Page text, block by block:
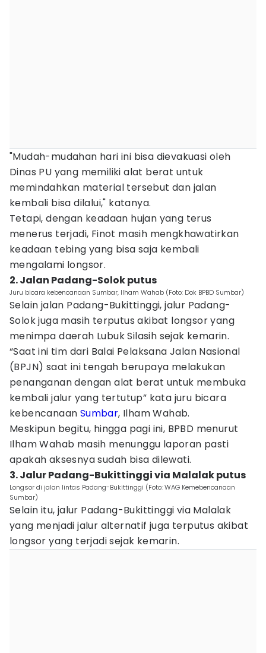
"Mudah-mudahan hari ini bisa dievakuasi oleh
Dinas PU yang memiliki alat berat untuk
memindahkan material tersebut dan jalan
kembali bisa dilalui," katanya.
Tetapi, dengan keadaan hujan yang terus
menerus terjadi, Finot masih mengkhawatirkan
keadaan tebing yang bisa saja kembali
mengalami longsor.
2. Jalan Padang-Solok putus
Juru bicara kebencanaan Sumbar, Ilham Wahab (Foto: Dok BPBD Sumbar)
Selain jalan Padang-Bukittinggi, jalur Padang-
Solok juga masih terputus akibat longsor yang
menimpa daerah Lubuk Silasih sejak kemarin.
“Saat ini tim dari Balai Pelaksana Jalan Nasional
(BPJN) saat ini tengah berupaya melakukan
penanganan dengan alat berat untuk membuka
kembali jalur yang tertutup” kata juru bicara
kebencanaan Sumbar, Ilham Wahab.
Meskipun begitu, hingga pagi ini, BPBD menurut
Ilham Wahab masih menunggu laporan pasti
apakah aksesnya sudah bisa dilewati.
3. Jalur Padang-Bukittinggi via Malalak putus
Longsor di jalan lintas Padang-Bukittinggi (Foto: WAG Kemebencanaan
Sumbar)
Selain itu, jalur Padang-Bukittinggi via Malalak
yang menjadi jalur alternatif juga terputus akibat
longsor yang terjadi sejak kemarin.